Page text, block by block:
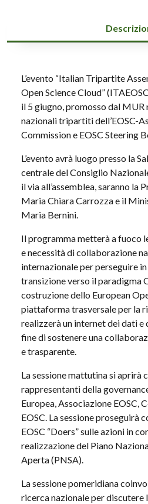
L’evento “Italian Tripartite
Open Science Cloud”
il 5 giugno, promosso dal MUR
nazionali tripartiti dell’EOSC-
Commission e EOSC Steering
L’evento avrà luogo presso la
centrale del Consiglio
il via all’assemblea, saranno la
Maria Chiara Carrozza e il
Maria Bernini.
Il programma metterà a fuoco
e necessità di collaborazione
internazionale per perseguire
transizione verso il paradigma
costruzione dello European
piattaforma trasversale per la
realizzerà un internet dei dati
fine di sostenere una
e trasparente.
La sessione mattutina si aprirà
rappresentanti della
Europea, Associazione EOSC,
EOSC. La sessione proseguirà
EOSC “Doers” sulle azioni in
realizzazione del Piano
Aperta (PNSA).
La sessione pomeridiana
ricerca nazionale per discutere